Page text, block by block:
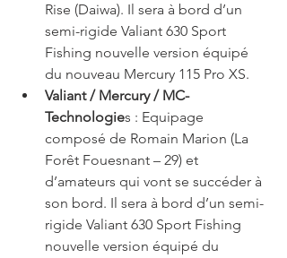
Rise (Daiwa). Il sera à bord d’un
semi-rigide Valiant 630 Sport
Fishing nouvelle version équipé
du nouveau Mercury 115 Pro XS.
Valiant / Mercury / MC-
Technologies : Equipage
composé de Romain Marion (La
Forêt Fouesnant – 29) et
d’amateurs qui vont se succéder à
son bord. Il sera à bord d’un semi-
rigide Valiant 630 Sport Fishing
nouvelle version équipé du